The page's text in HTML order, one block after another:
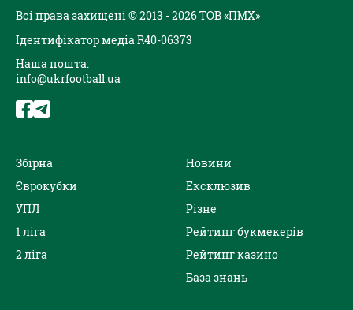
Всі права захищені © 2013 - 2026 ТОВ «ПМХ»
Ідентифікатор медіа R40-06373
Наша пошта:
info@ukrfootball.ua
Збірна
Єврокубки
УПЛ
1 ліга
2 ліга
Новини
Ексклюзив
Різне
Рейтинг букмекерів
Рейтинг казино
База знань